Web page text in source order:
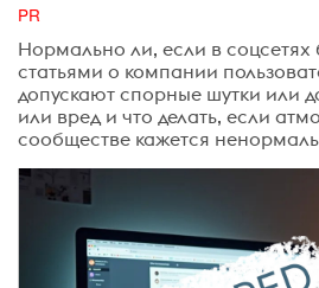
PR
Нормально ли, если в соцсетях
статьями о компании
допускают спорные шутки или
или вред и что делать, если
сообществе кажется